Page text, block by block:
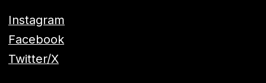
Instagram
Facebook
Twitter/X